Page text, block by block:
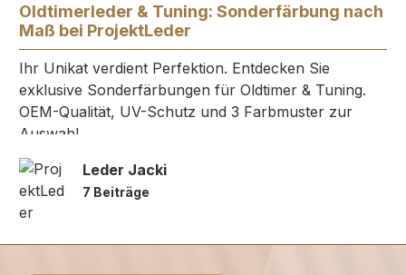
Oldtimerleder & Tuning: Sonderfärbung nach
Maß bei ProjektLeder
Ihr Unikat verdient Perfektion. Entdecken Sie
exklusive Sonderfärbungen für Oldtimer & Tuning.
OEM-Qualität, UV-Schutz und 3 Farbmuster zur
Auswahl.
Leder Jacki
7 Beiträge